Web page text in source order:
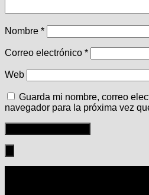
Nombre *
Correo electrónico *
Web
Guarda mi nombre, correo
navegador para la próxima vez